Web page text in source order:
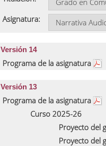
Asignatura:
Versión 14
Programa de la asignatura
Versión 13
Programa de la asignatura
Curso 2025-26
Proyecto del
Proyecto del